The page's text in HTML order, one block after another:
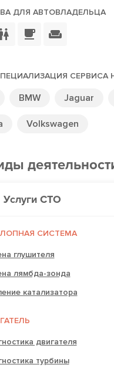
ДЛЯ АВТОВЛАДЕЛЬЦА
СЕРВИСА
BMW Jaguar
Volkswagen
Услуги СТО
СИСТЕМА
глушителя
лямбда-зонда
катализатора
двигателя
турбины